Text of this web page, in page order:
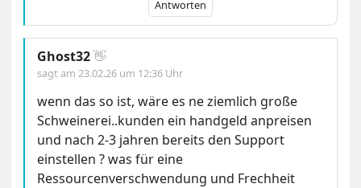
Antworten
Ghost32👋
sagt am23.02.26 um 12:36 Uhr
wenn das so ist, wäre es ne ziemlich große
Schweinerei..kunden ein handgeld anpreisen
und nach 2-3 jahren bereits den Support
einstellen ? was für eine
Ressourcenverschwendung und Frechheit